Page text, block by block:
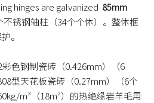
hinges are galvanized 85mm
不锈钢轴柱（34个个体）。整体框
。
彩色钢制瓷砖（0.426mm）（6
型天花板瓷砖（0.27mm）（6个
m³（18m²）的热绝缘岩羊毛用